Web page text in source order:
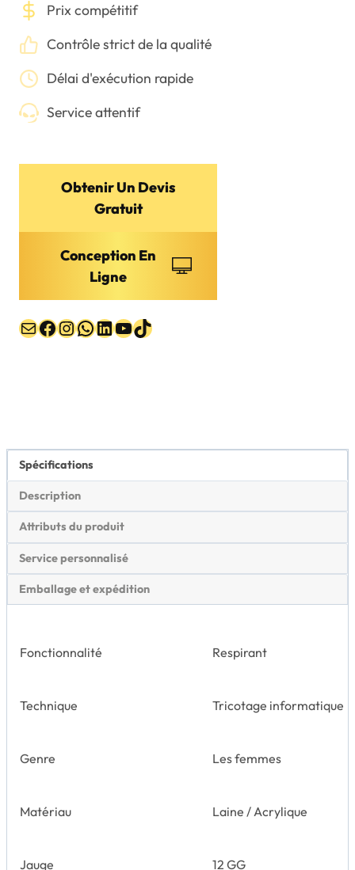
Prix compétitif
Contrôle strict de la qualité
Délai d'exécution rapide
Service attentif
Obtenir Un Devis
Gratuit
Conception En
Ligne
E-mailFacebook
Instagram
WhatsApp
LinkedIn
YouTube
TikTok
Spécifications
Description
Attributs du produit
Service personnalisé
Emballage et expédition
Fonctionnalité Respirant
Technique Tricotage informatique
Genre Les femmes
Matériau Laine / Acrylique
Jauge 12 GG